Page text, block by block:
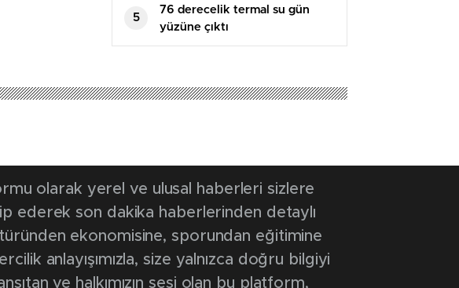
5
76 derecelik termal su gün
yüzüne çıktı
olarak yerel ve ulusal haberleri sizlere
ederek son dakika haberlerinden detaylı
ekonomisine, sporundan eğitimine
anlayışımızla, size yalnızca doğru bilgiyi
ve halkımızın sesi olan bu platform,